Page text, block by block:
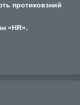
протиковзний
«HR».